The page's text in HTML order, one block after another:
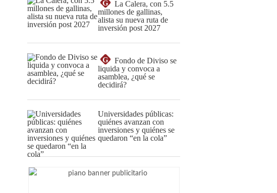
G
La Calera, con 5.5
millones de gallinas,
alista su nueva ruta de
inversión post 2027
G
Fondo de Diviso se
liquida y convoca a
asamblea, ¿qué se
decidirá?
Universidades públicas:
quiénes avanzan con
inversiones y quiénes se
quedaron “en la cola”